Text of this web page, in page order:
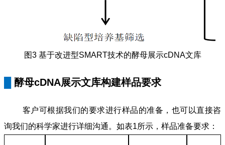
图3 基于改进型SMART技术的酵母展示cDNA文库
酵母cDNA展示文库构建样品要求
客户可根据我们的要求进行样品的准备，也可以直接咨
询我们的科学家进行详细沟通。如表1所示，样品准备要求：